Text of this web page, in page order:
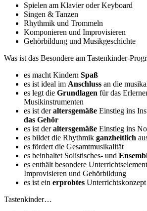
Spielen am Klavier oder Keyboard
Singen & Tanzen
Rhythmik und Trommeln
Komponieren und Improvisieren
Gehörbildung und Musikgeschichte
Was ist das Besondere am Tastenkinder-
es macht Kindern Spaß
es ist ideal im Anschluss an die
es legt die Grundlagen für das
Musikinstrumenten
es ist deraltersgemäße Einstieg ins
das Gehör
es ist deraltersgemäße Einstieg ins
es bildet die Rhythmik ganzheitlich
es fördert die Gesamtmusikalität
es beinhaltet Solistisches- und
es enthält besondere
Improvisieren und Gehörbildung
es ist ein erprobtes Unterrichtskonzept
Tastenkinder…